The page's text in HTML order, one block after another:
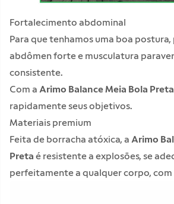
Fortalecimento abdominal
Para que tenhamos uma boa
abdômen forte e musculatura
consistente.
Com aArimo Balance Meia Bola Preta
rapidamente seus objetivos.
Materiais premium
Feita de borracha atóxica, aArimo
Pretaé resistente a explosões, se
perfeitamente a qualquer corpo,